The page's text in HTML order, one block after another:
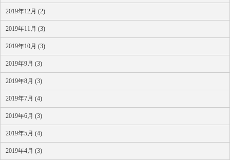
2019年12月 (2)
2019年11月 (3)
2019年10月 (3)
2019年9月 (3)
2019年8月 (3)
2019年7月 (4)
2019年6月 (3)
2019年5月 (4)
2019年4月 (3)